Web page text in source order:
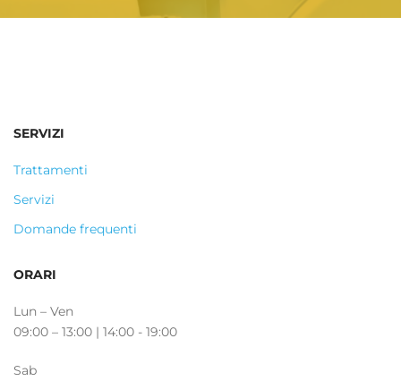
SERVIZI
Trattamenti
Servizi
Domande frequenti
ORARI
Lun – Ven
09:00 – 13:00 | 14:00 - 19:00
Sab